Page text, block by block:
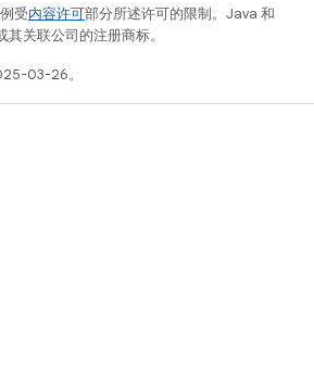
受内容许可部分所述许可的限制。Java 和
关联公司的注册商标。
03-26。